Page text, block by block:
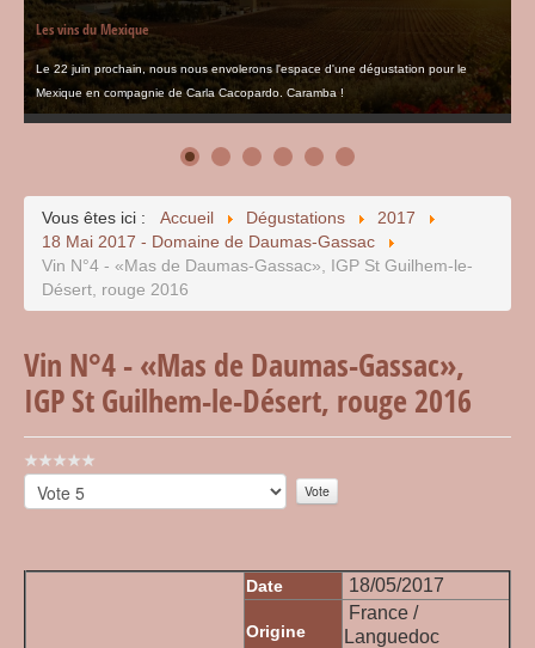
Les vins du Mexique
Le 22 juin prochain, nous nous envolerons l'espace d'une dégustation pour le
Mexique en compagnie de Carla Cacopardo. Caramba !
Vous êtes ici : Accueil Dégustations
2017
18 Mai 2017 - Domaine de Daumas-Gassac
Vin N°4 - «Mas de Daumas-Gassac», IGP St Guilhem-le-
Désert, rouge 2016
Vin N°4 - «Mas de Daumas-Gassac»,
IGP St Guilhem-le-Désert, rouge 2016
Vote
utilisateur:
Veuillez
voter
Date 18/05/2017
Origine
France /
Languedoc